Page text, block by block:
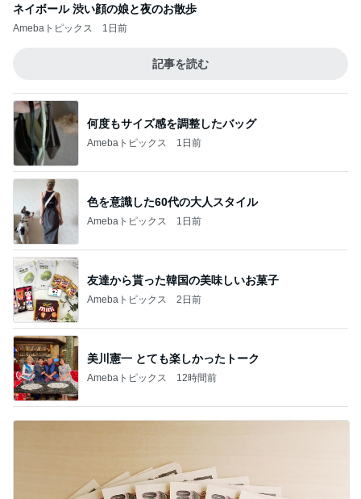
ネイボール 渋い顔の娘と夜のお散歩
Amebaトピックス 1日前
記事を読む
何度もサイズ感を調整したバッグ
Amebaトピックス 1日前
色を意識した60代の大人スタイル
Amebaトピックス 1日前
友達から貰った韓国の美味しいお菓子
Amebaトピックス 2日前
美川憲一 とても楽しかったトーク
Amebaトピックス 12時間前